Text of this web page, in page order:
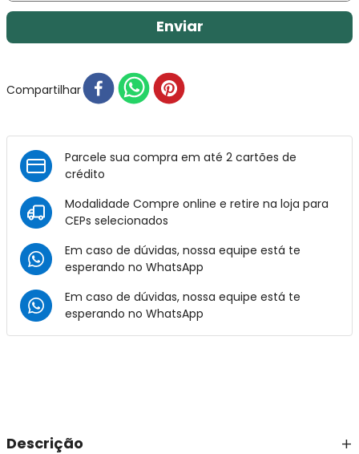
Enviar
Compartilhar
Parcele sua compra em até 2 cartões de
crédito
Modalidade Compre online e retire na loja para
CEPs selecionados
Em caso de dúvidas, nossa equipe está te
esperando no WhatsApp
Em caso de dúvidas, nossa equipe está te
esperando no WhatsApp
Descrição